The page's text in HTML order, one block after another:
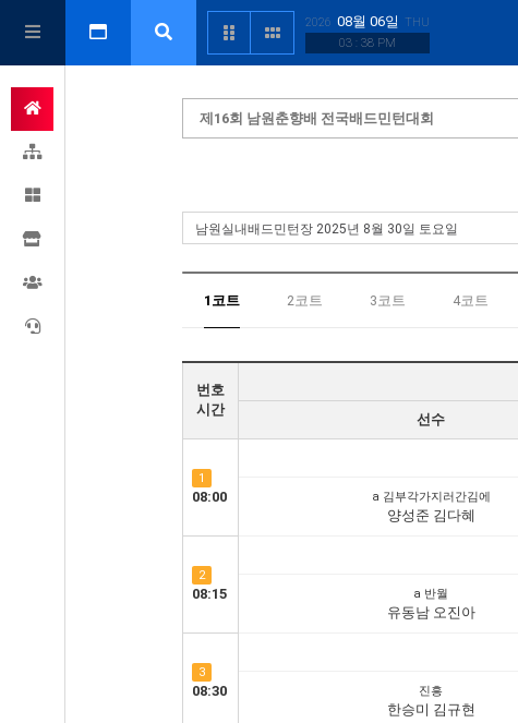
2026 08월 06일
THU
03 : 38 PM
제16회 남원춘향배 전국배드민턴대회
1코트 2코트 3코트 4코트
번호
시간
선수
1
08:00 a 김부각가지러간김에
양성준 김다혜
2
08:15 a 반월
유동남 오진아
3
08:30 진흥
한승미 김규현